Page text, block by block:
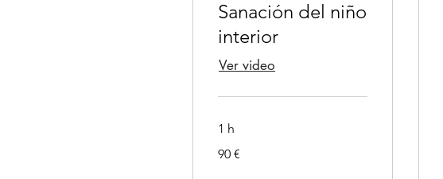
Sanación del niño
interior
Leer más
1 h
euros
90 €
Ver video